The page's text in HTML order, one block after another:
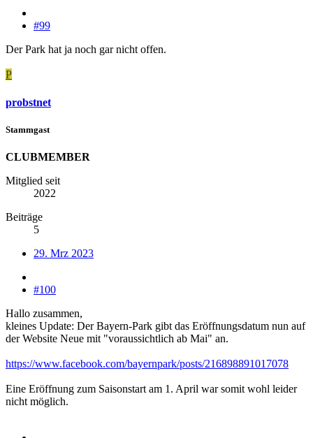
#99
Der Park hat ja noch gar nicht offen.
P
probstnet
Stammgast
CLUBMEMBER
Mitglied seit
2022
Beiträge
5
29. Mrz 2023
#100
Hallo zusammen,
kleines Update: Der Bayern-Park gibt das Eröffnungsdatum nun auf
der Website Neue mit "voraussichtlich ab Mai" an.
https://www.facebook.com/bayernpark/posts/216898891017078
Eine Eröffnung zum Saisonstart am 1. April war somit wohl leider
nicht möglich.